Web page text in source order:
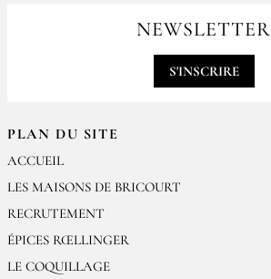
PLAN DU SITE
ACCUEIL
LES MAISONS DE BRICOURT
RECRUTEMENT
ÉPICES RŒLLINGER
LE COQUILLAGE
contact@epices-roellinger.comNEWSLETTER
S'INSCRIRE